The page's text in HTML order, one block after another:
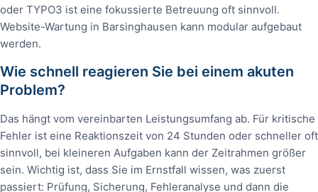
oder TYPO3 ist eine fokussierte Betreuung oft sinnvoll.
Website-Wartung in Barsinghausen kann modular aufgebaut
werden.
Wie schnell reagieren Sie bei einem akuten
Problem?
Das hängt vom vereinbarten Leistungsumfang ab. Für kritische
Fehler ist eine Reaktionszeit von 24 Stunden oder schneller oft
sinnvoll, bei kleineren Aufgaben kann der Zeitrahmen größer
sein. Wichtig ist, dass Sie im Ernstfall wissen, was zuerst
passiert: Prüfung, Sicherung, Fehleranalyse und dann die